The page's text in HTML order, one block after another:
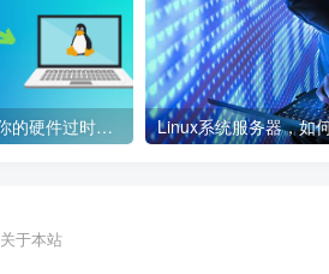
Windows 11 让你的硬件过时，使用 Linux 代替吧！
关于本站